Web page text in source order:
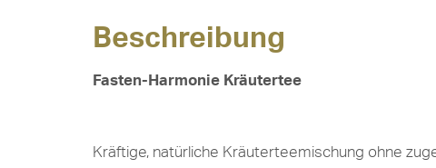
Beschreibung
Fasten-Harmonie Kräutertee
Kräftige, natürliche Kräuterteemischung ohne